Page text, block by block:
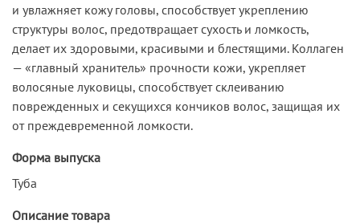
и увлажняет кожу головы, способствует укреплению
структуры волос, предотвращает сухость и ломкость,
делает их здоровыми, красивыми и блестящими. Коллаген
— «главный хранитель» прочности кожи, укрепляет
волосяные луковицы, способствует склеиванию
поврежденных и секущихся кончиков волос, защищая их
от преждевременной ломкости.
Форма выпуска
Туба
Описание товара